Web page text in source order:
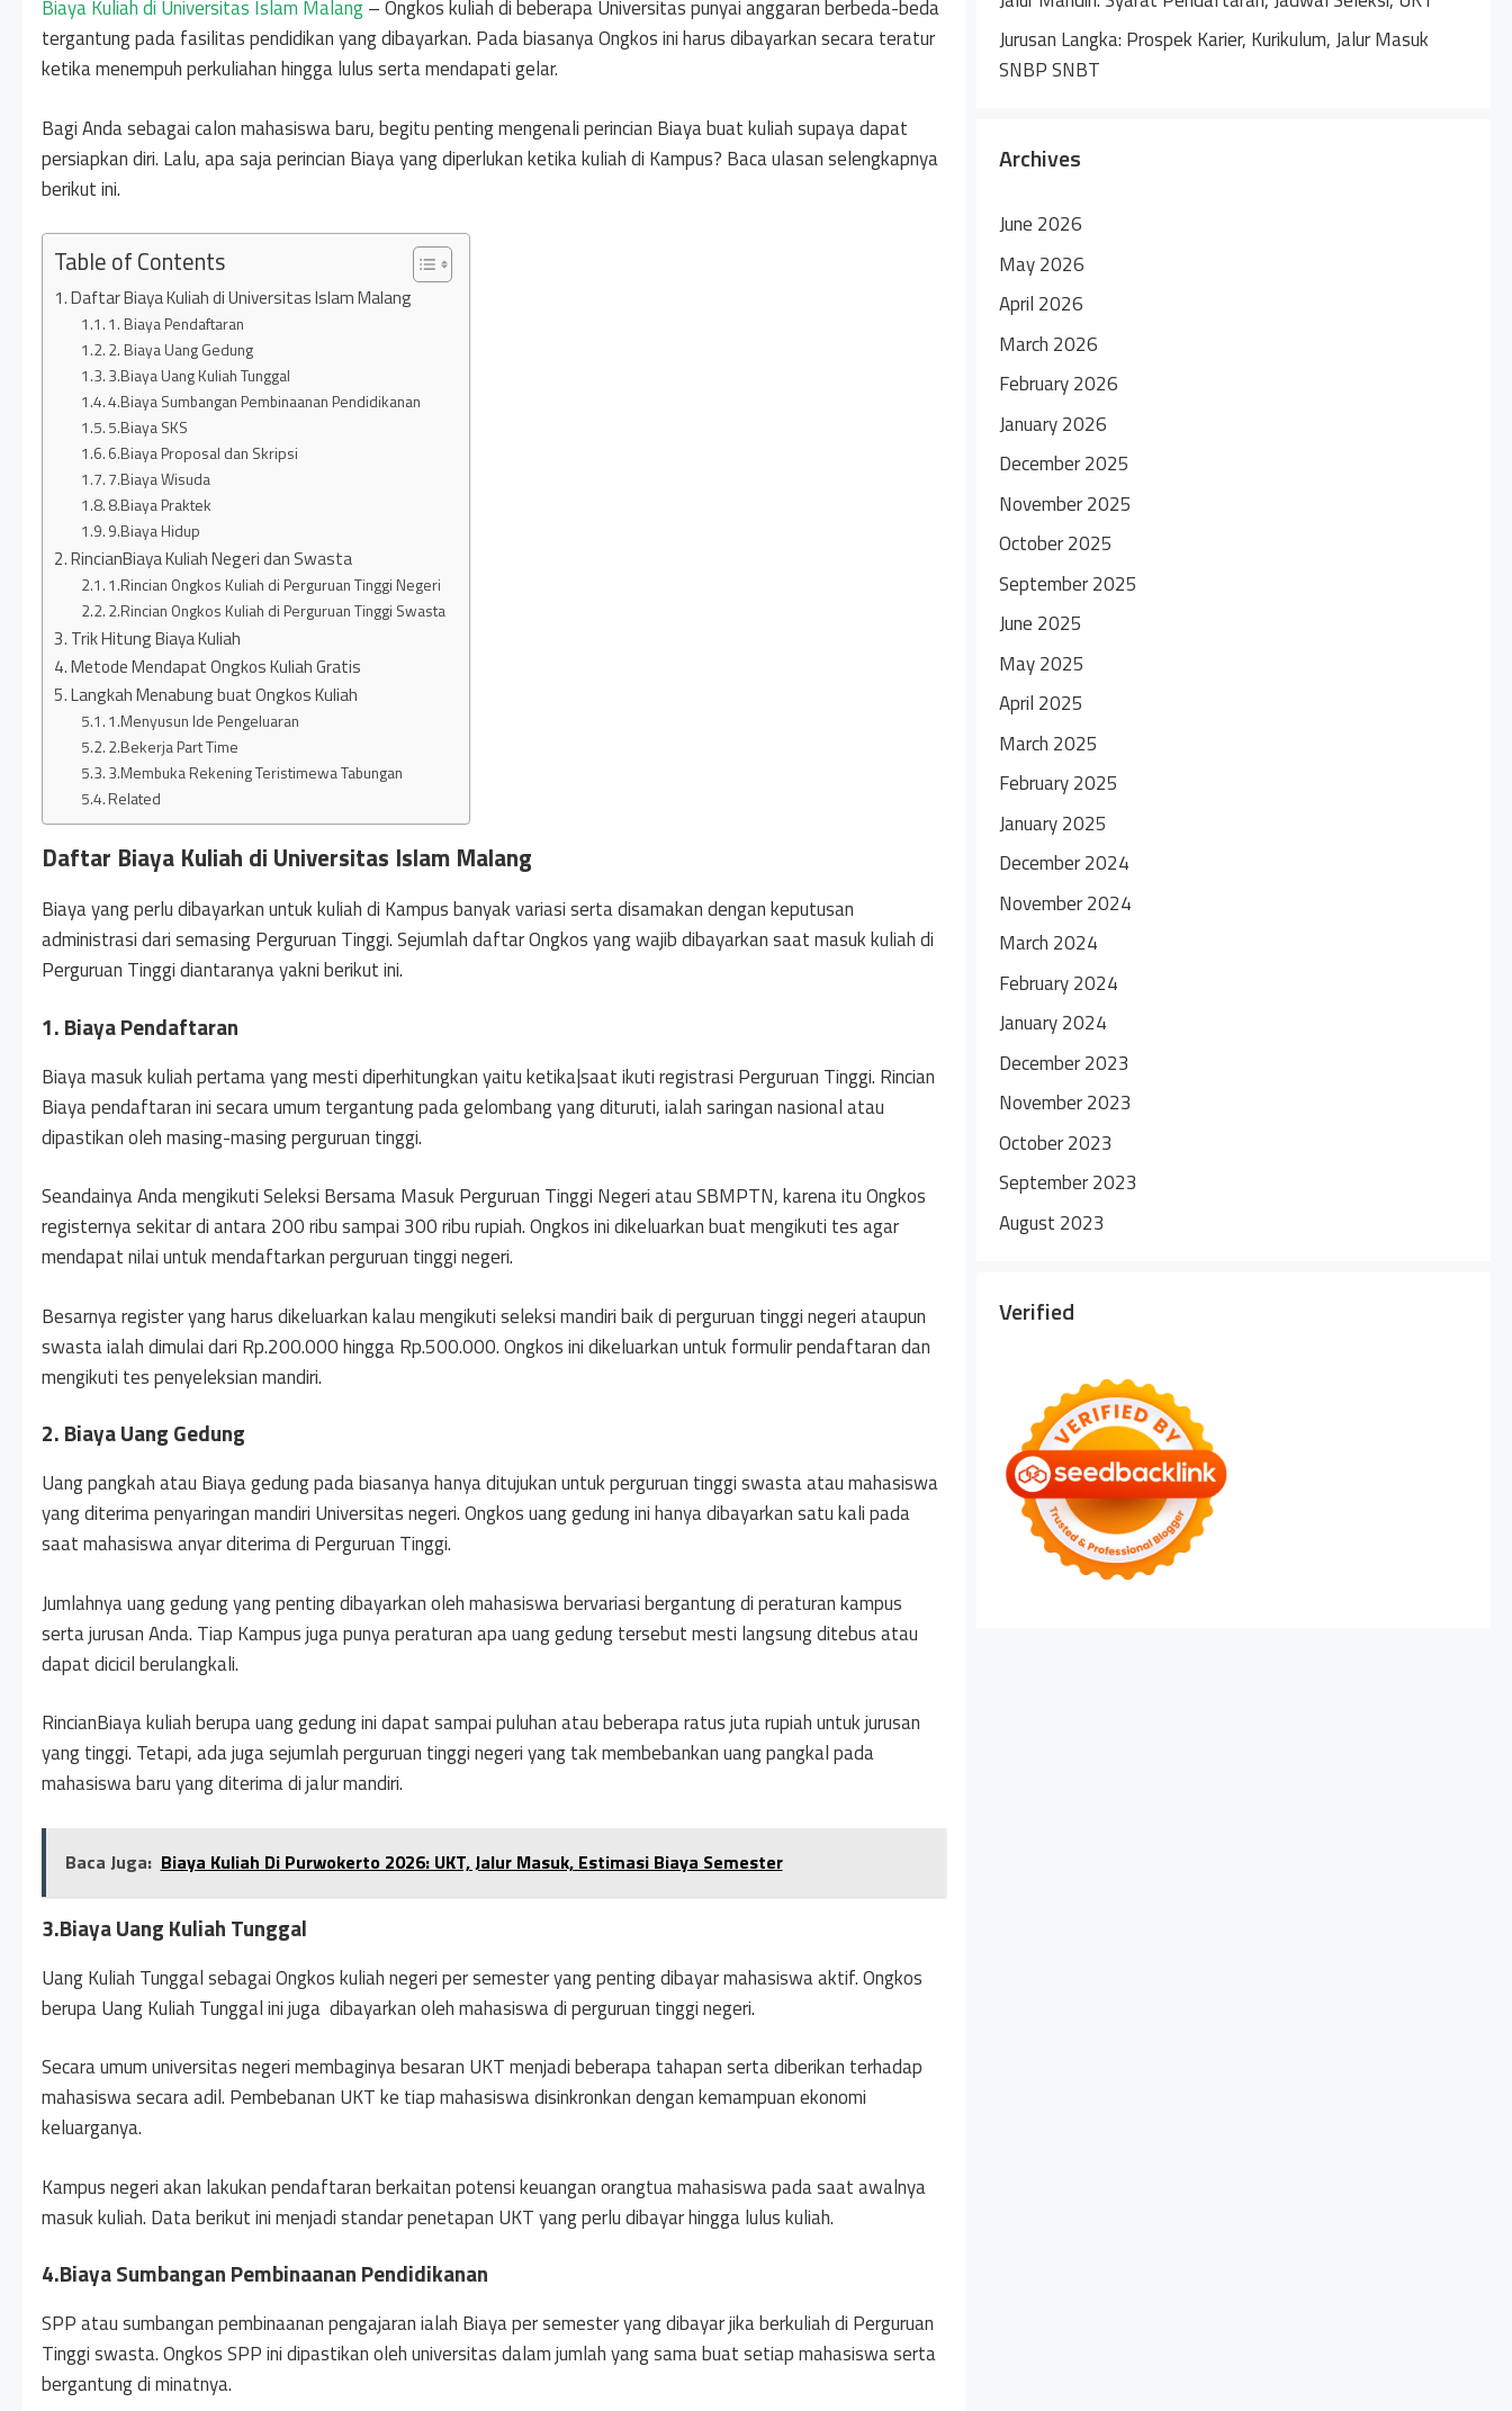
Biaya Kuliah di Universitas Islam Malang– Ongkos kuliah di beberapa Universitas punyai anggaran berbeda-beda
tergantung pada fasilitas pendidikan yang dibayarkan. Pada biasanya Ongkos ini harus dibayarkan secara teratur
ketika menempuh perkuliahan hingga lulus serta mendapati gelar.
Bagi Anda sebagai calon mahasiswa baru, begitu penting mengenali perincian Biaya buat kuliah supaya dapat
persiapkan diri. Lalu, apa saja perincian Biaya yang diperlukan ketika kuliah di Kampus? Baca ulasan selengkapnya
berikut ini.
Table of Contents
Daftar Biaya Kuliah di Universitas Islam Malang
1. Biaya Pendaftaran
2. Biaya Uang Gedung
3.Biaya Uang Kuliah Tunggal
4.Biaya Sumbangan Pembinaanan Pendidikanan
5.Biaya SKS
6.Biaya Proposal dan Skripsi
7.Biaya Wisuda
8.Biaya Praktek
9.Biaya Hidup
RincianBiaya Kuliah Negeri dan Swasta
1.Rincian Ongkos Kuliah di Perguruan Tinggi Negeri
2.Rincian Ongkos Kuliah di Perguruan Tinggi Swasta
Trik Hitung Biaya Kuliah
Metode Mendapat Ongkos Kuliah Gratis
Langkah Menabung buat Ongkos Kuliah
1.Menyusun Ide Pengeluaran
2.Bekerja Part Time
3.Membuka Rekening Teristimewa Tabungan
Related
Daftar Biaya Kuliah di Universitas Islam Malang
Biaya yang perlu dibayarkan untuk kuliah di Kampus banyak variasi serta disamakan dengan keputusan
administrasi dari semasing Perguruan Tinggi. Sejumlah daftar Ongkos yang wajib dibayarkan saat masuk kuliah di
Perguruan Tinggi diantaranya yakni berikut ini.
1. Biaya Pendaftaran
Biaya masuk kuliah pertama yang mesti diperhitungkan yaitu ketika|saat ikuti registrasi Perguruan Tinggi. Rincian
Biaya pendaftaran ini secara umum tergantung pada gelombang yang dituruti, ialah saringan nasional atau
dipastikan oleh masing-masing perguruan tinggi.
Seandainya Anda mengikuti Seleksi Bersama Masuk Perguruan Tinggi Negeri atau SBMPTN, karena itu Ongkos
registernya sekitar di antara 200 ribu sampai 300 ribu rupiah. Ongkos ini dikeluarkan buat mengikuti tes agar
mendapat nilai untuk mendaftarkan perguruan tinggi negeri.
Besarnya register yang harus dikeluarkan kalau mengikuti seleksi mandiri baik di perguruan tinggi negeri ataupun
swasta ialah dimulai dari Rp.200.000 hingga Rp.500.000. Ongkos ini dikeluarkan untuk formulir pendaftaran dan
mengikuti tes penyeleksian mandiri.
2. Biaya Uang Gedung
Uang pangkah atau Biaya gedung pada biasanya hanya ditujukan untuk perguruan tinggi swasta atau mahasiswa
yang diterima penyaringan mandiri Universitas negeri. Ongkos uang gedung ini hanya dibayarkan satu kali pada
saat mahasiswa anyar diterima di Perguruan Tinggi.
Jumlahnya uang gedung yang penting dibayarkan oleh mahasiswa bervariasi bergantung di peraturan kampus
serta jurusan Anda. Tiap Kampus juga punya peraturan apa uang gedung tersebut mesti langsung ditebus atau
dapat dicicil berulangkali.
RincianBiaya kuliah berupa uang gedung ini dapat sampai puluhan atau beberapa ratus juta rupiah untuk jurusan
yang tinggi. Tetapi, ada juga sejumlah perguruan tinggi negeri yang tak membebankan uang pangkal pada
mahasiswa baru yang diterima di jalur mandiri.
Baca Juga: Biaya Kuliah Di Purwokerto 2026: UKT, Jalur Masuk, Estimasi Biaya Semester
3.Biaya Uang Kuliah Tunggal
Uang Kuliah Tunggal sebagai Ongkos kuliah negeri per semester yang penting dibayar mahasiswa aktif. Ongkos
berupa Uang Kuliah Tunggal ini juga dibayarkan oleh mahasiswa di perguruan tinggi negeri.
Secara umum universitas negeri membaginya besaran UKT menjadi beberapa tahapan serta diberikan terhadap
mahasiswa secara adil. Pembebanan UKT ke tiap mahasiswa disinkronkan dengan kemampuan ekonomi
keluarganya.
Kampus negeri akan lakukan pendaftaran berkaitan potensi keuangan orangtua mahasiswa pada saat awalnya
masuk kuliah. Data berikut ini menjadi standar penetapan UKT yang perlu dibayar hingga lulus kuliah.
4.Biaya Sumbangan Pembinaanan Pendidikanan
SPP atau sumbangan pembinaanan pengajaran ialah Biaya per semester yang dibayar jika berkuliah di Perguruan
Tinggi swasta. Ongkos SPP ini dipastikan oleh universitas dalam jumlah yang sama buat setiap mahasiswa serta
bergantung di minatnya.
Jurusan Langka: Prospek Karier, Kurikulum, Jalur Masuk
SNBP SNBT
Archives
June 2026
May 2026
April 2026
March 2026
February 2026
January 2026
December 2025
November 2025
October 2025
September 2025
June 2025
May 2025
April 2025
March 2025
February 2025
January 2025
December 2024
November 2024
March 2024
February 2024
January 2024
December 2023
November 2023
October 2023
September 2023
August 2023
Verified